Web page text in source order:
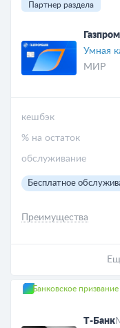
Партнер раздела
Умная
МИР
кешбэк
% на остаток
обслуживание
Преимущества
Бесплатное
Банковское
Т-Банк